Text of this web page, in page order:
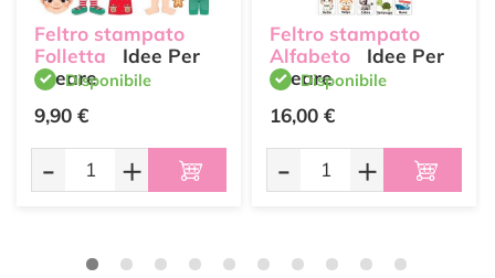
Feltro stampato
Folletta
Idee Per
CreareDisponibile
9,90 €
- +
Feltro stampato
Alfabeto
Idee Per
CreareDisponibile
16,00 €
- +